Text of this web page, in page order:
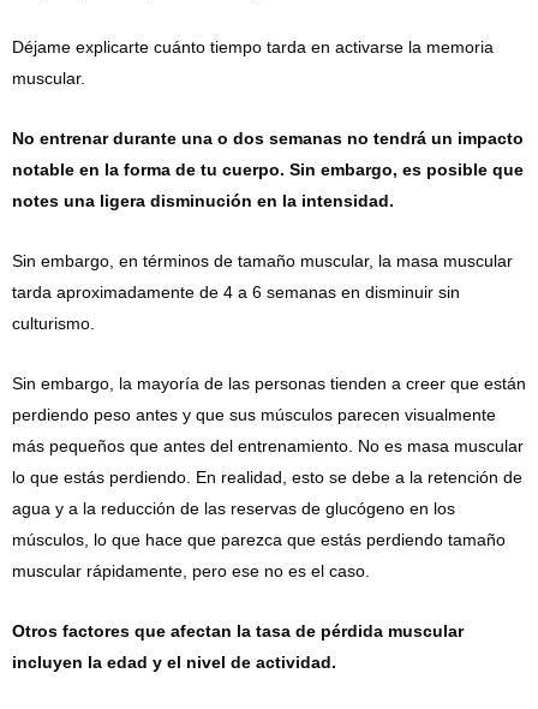
Déjame explicarte cuánto tiempo tarda en activarse la memoria
muscular.
No entrenar durante una o dos semanas no tendrá un impacto
notable en la forma de tu cuerpo. Sin embargo, es posible que
notes una ligera disminución en la intensidad.
Sin embargo, en términos de tamaño muscular, la masa muscular
tarda aproximadamente de 4 a 6 semanas en disminuir sin
culturismo.
Sin embargo, la mayoría de las personas tienden a creer que están
perdiendo peso antes y que sus músculos parecen visualmente
más pequeños que antes del entrenamiento. No es masa muscular
lo que estás perdiendo. En realidad, esto se debe a la retención de
agua y a la reducción de las reservas de glucógeno en los
músculos, lo que hace que parezca que estás perdiendo tamaño
muscular rápidamente, pero ese no es el caso.
Otros factores que afectan la tasa de pérdida muscular
incluyen la edad y el nivel de actividad.